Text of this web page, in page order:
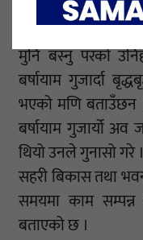
नै चार किस्तामा
सम्पन्न गरे
मुनि बस्नु परको
बर्षायाम गुजार्दा
भएको मणि बताउँछन
बर्षायाम गुजार्यो
थियो उनले गुनासो गरे ।
सहरी बिकास तथा
समयमा काम
बताएको छ ।